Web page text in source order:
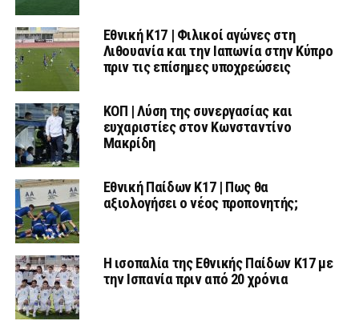
Εθνική K17 | Φιλικοί αγώνες στη
Λιθουανία και την Ιαπωνία στην Κύπρο
πριν τις επίσημες υποχρεώσεις
ΚΟΠ | Λύση της συνεργασίας και
ευχαριστίες στον Κωνσταντίνο
Μακρίδη
Εθνική Παίδων Κ17 | Πως θα
αξιολογήσει ο νέος προπονητής;
Η ισοπαλία της Εθνικής Παίδων Κ17 με
την Ισπανία πριν από 20 χρόνια